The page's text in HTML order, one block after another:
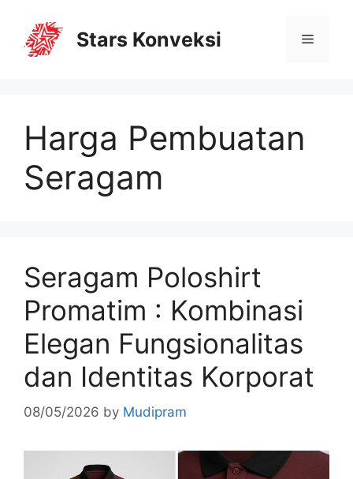
Stars Konveksi
Harga Pembuatan
Seragam
Seragam Poloshirt
Promatim : Kombinasi
Elegan Fungsionalitas
dan Identitas Korporat
08/05/2026 by Mudipram